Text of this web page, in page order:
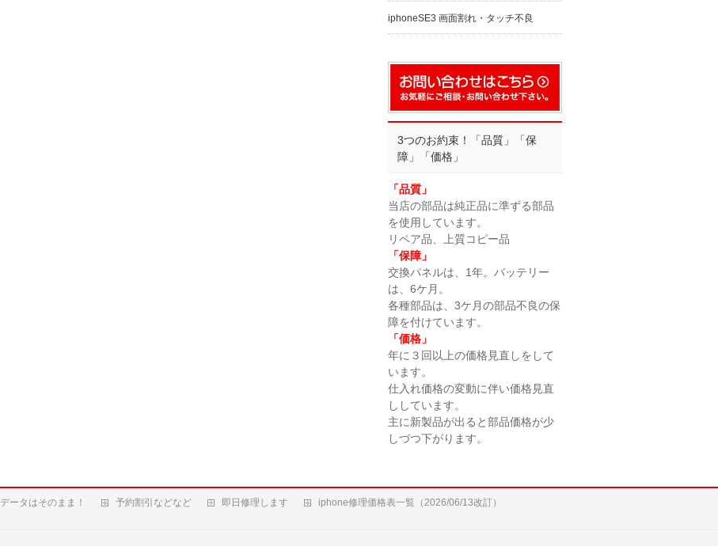
iphoneSE3 画面割れ・タッチ不良
3つのお約束！「品質」「保
障」「価格」
「品質」
当店の部品は純正品に準ずる部品
を使用しています。
リペア品、上質コピー品
「保障」
交換パネルは、1年。バッテリー
は、6ケ月。
各種部品は、3ケ月の部品不良の保
障を付けています。
「価格」
年に３回以上の価格見直しをして
います。
仕入れ価格の変動に伴い価格見直
ししています。
主に新製品が出ると部品価格が少
しづつ下がります。
データはそのまま！ 予約割引などなど 即日修理します
iphone修理価格表一覧（2026/06/13改訂）